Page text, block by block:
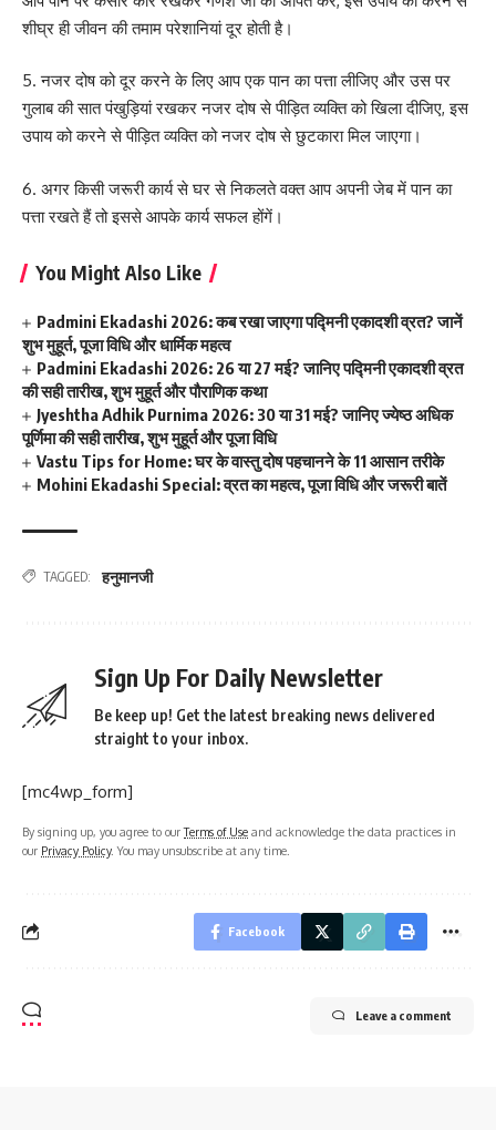
शीघ्र ही जीवन की तमाम परेशानियां दूर होती है।
5. नजर दोष को दूर करने के लिए आप एक पान का पत्ता लीजिए और उस पर
गुलाब की सात पंखुड़ियां रखकर नजर दोष से पीड़ित व्यक्ति को खिला दीजिए, इस
उपाय को करने से पीड़ित व्यक्ति को नजर दोष से छुटकारा मिल जाएगा।
6. अगर किसी जरूरी कार्य से घर से निकलते वक्त आप अपनी जेब में पान का
पत्ता रखते हैं तो इससे आपके कार्य सफल होंगें।
You Might Also Like
Padmini Ekadashi 2026: कब रखा जाएगा पद्मिनी एकादशी व्रत? जानें
शुभ मुहूर्त, पूजा विधि और धार्मिक महत्व
Padmini Ekadashi 2026: 26 या 27 मई? जानिए पद्मिनी एकादशी व्रत
की सही तारीख, शुभ मुहूर्त और पौराणिक कथा
Jyeshtha Adhik Purnima 2026: 30 या 31 मई? जानिए ज्येष्ठ अधिक
पूर्णिमा की सही तारीख, शुभ मुहूर्त और पूजा विधि
Vastu Tips for Home: घर के वास्तु दोष पहचानने के 11 आसान तरीके
Mohini Ekadashi Special: व्रत का महत्व, पूजा विधि और जरूरी बातें
TAGGED: हनुमानजी
Sign Up For Daily Newsletter
Be keep up! Get the latest breaking news delivered
straight to your inbox.
[mc4wp_form]
By signing up, you agree to ourTerms of Use and acknowledge the data practices in
our Privacy Policy. You may unsubscribe at any time.
Facebook
Leave a comment